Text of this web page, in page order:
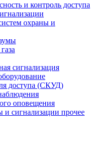
и контроль доступа
охраны и
сигнализация
доступа (СКУД)
оповещения
сигнализации прочее